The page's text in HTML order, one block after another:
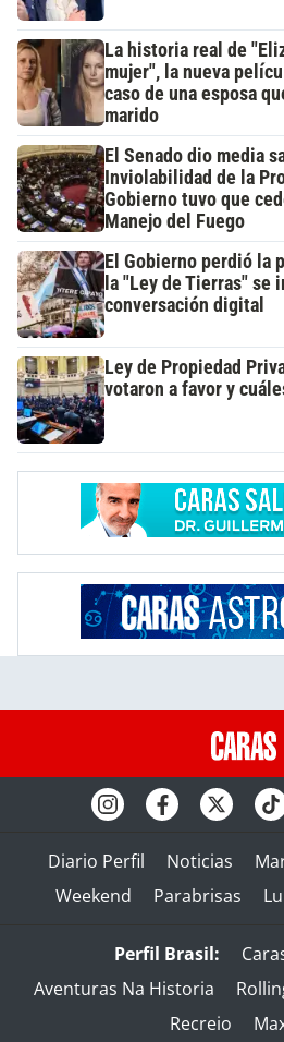
La historia real de
mujer", la nueva
caso de una esposa
marido
El Senado dio media
Inviolabilidad de la
Gobierno tuvo que
Manejo del Fuego
El Gobierno perdió la
la "Ley de Tierras" se
conversación digital
Ley de Propiedad
votaron a favor y
Diario Perfil Noticias
Weekend
Parabrisas
Perfil Brasil:
Aventuras Na Historia
Recreio